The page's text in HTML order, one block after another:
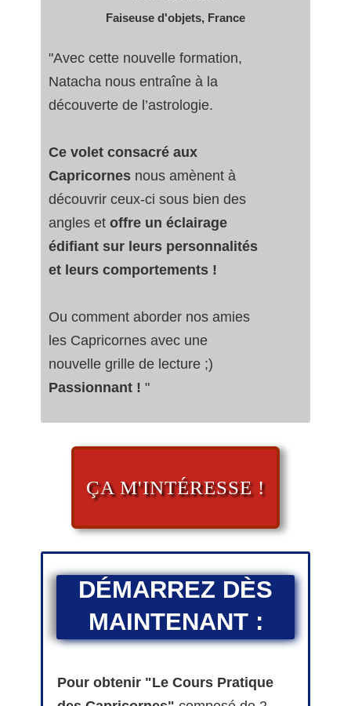
Faiseuse d'objets, France
"Avec cette nouvelle formation,
Natacha nous entraîne à la
découverte de l’astrologie.
Ce volet consacré aux
Capricornes nous amènent à
découvrir ceux-ci sous bien des
angles et offre un éclairage
édifiant sur leurs personnalités
et leurs comportements !
Ou comment aborder nos amies
les Capricornes avec une
nouvelle grille de lecture ;)
Passionnant ! "
ÇA M'INTÉRESSE !
DÉMARREZ DÈS
MAINTENANT :
Pour obtenir "Le Cours Pratique